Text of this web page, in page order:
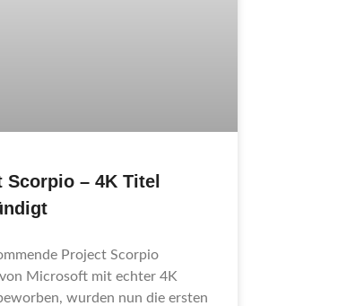
Scorpio – 4K Titel
Project Scorpio
von Microsoft mit echter 4K
wurden nun die ersten